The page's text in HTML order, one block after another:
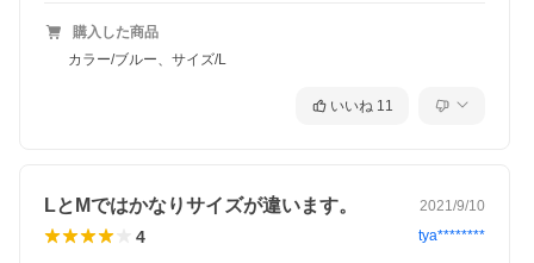
購入した商品
カラー/ブルー、サイズ/L
いいね 11
LとMではかなりサイズが違います。 2021/9/10
4 tya********